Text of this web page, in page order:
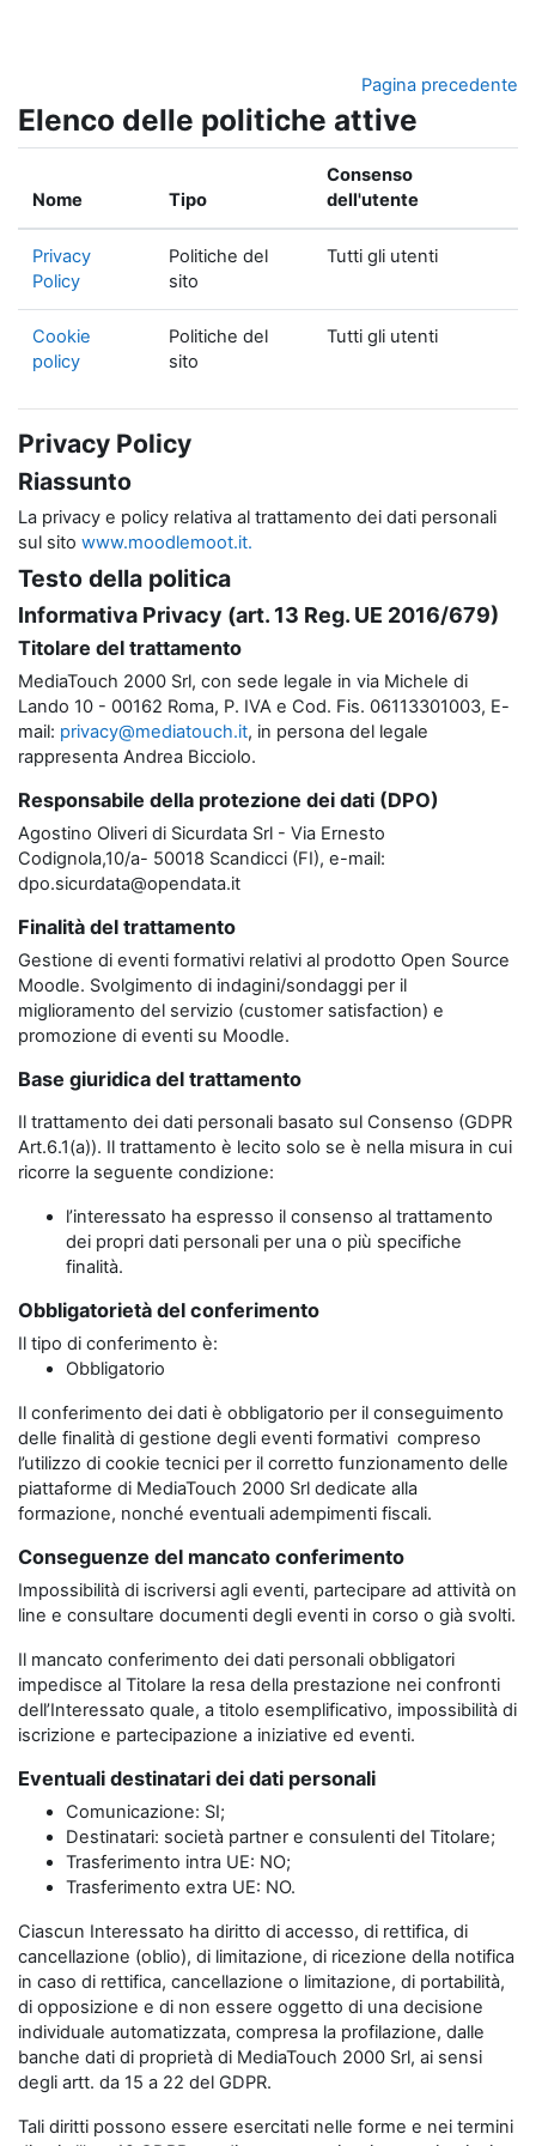
Pagina precedente
Elenco delle politiche attive
Nome Tipo
Consenso
dell'utente
Privacy
Policy
Politiche del
sito
Tutti gli utenti
Cookie
policy
Politiche del
sito
Tutti gli utenti
Privacy Policy
Riassunto
La privacy e policy relativa al trattamento dei dati personali
sul sito www.moodlemoot.it.
Testo della politica
Informativa Privacy (art. 13 Reg. UE 2016/679)
Titolare del trattamento
MediaTouch 2000 Srl, con sede legale in via Michele di
Lando 10 - 00162 Roma, P. IVA e Cod. Fis. 06113301003, E-
mail: privacy@mediatouch.it, in persona del legale
rappresenta Andrea Bicciolo.
Responsabile della protezione dei dati (DPO)
Agostino Oliveri di Sicurdata Srl - Via Ernesto
Codignola,10/a- 50018 Scandicci (FI), e-mail:
dpo.sicurdata@opendata.it
Finalità del trattamento
Gestione di eventi formativi relativi al prodotto Open Source
Moodle. Svolgimento di indagini/sondaggi per il
miglioramento del servizio (customer satisfaction) e
promozione di eventi su Moodle.
Base giuridica del trattamento
Il trattamento dei dati personali basato sul Consenso (GDPR
Art.6.1(a)). Il trattamento è lecito solo se è nella misura in cui
ricorre la seguente condizione:
l’interessato ha espresso il consenso al trattamento
dei propri dati personali per una o più specifiche
finalità.
Obbligatorietà del conferimento
Il tipo di conferimento è:
Obbligatorio
Il conferimento dei dati è obbligatorio per il conseguimento
delle finalità di gestione degli eventi formativi compreso
l’utilizzo di cookie tecnici per il corretto funzionamento delle
piattaforme di MediaTouch 2000 Srl dedicate alla
formazione, nonché eventuali adempimenti fiscali.
Conseguenze del mancato conferimento
Impossibilità di iscriversi agli eventi, partecipare ad attività on
line e consultare documenti degli eventi in corso o già svolti.
Il mancato conferimento dei dati personali obbligatori
impedisce al Titolare la resa della prestazione nei confronti
dell’Interessato quale, a titolo esemplificativo, impossibilità di
iscrizione e partecipazione a iniziative ed eventi.
Eventuali destinatari dei dati personali
Comunicazione: SI;
Destinatari: società partner e consulenti del Titolare;
Trasferimento intra UE: NO;
Trasferimento extra UE: NO.
Ciascun Interessato ha diritto di accesso, di rettifica, di
cancellazione (oblio), di limitazione, di ricezione della notifica
in caso di rettifica, cancellazione o limitazione, di portabilità,
di opposizione e di non essere oggetto di una decisione
individuale automatizzata, compresa la profilazione, dalle
banche dati di proprietà di MediaTouch 2000 Srl, ai sensi
degli artt. da 15 a 22 del GDPR.
Tali diritti possono essere esercitati nelle forme e nei termini